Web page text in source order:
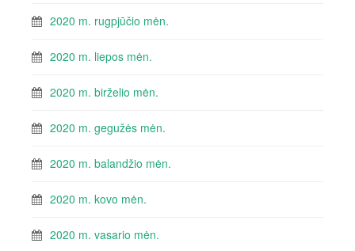
2020 m. rugpjūčio mėn.
2020 m. liepos mėn.
2020 m. birželio mėn.
2020 m. gegužės mėn.
2020 m. balandžio mėn.
2020 m. kovo mėn.
2020 m. vasario mėn.